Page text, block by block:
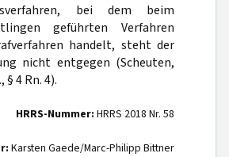
bei dem beim
geführten Verfahren
handelt, steht der
nicht entgegen (Scheuten,
§ 4 Rn. 4).
HRRS-Nummer: HRRS 2018 Nr. 58
Karsten Gaede/Marc-Philipp Bittner